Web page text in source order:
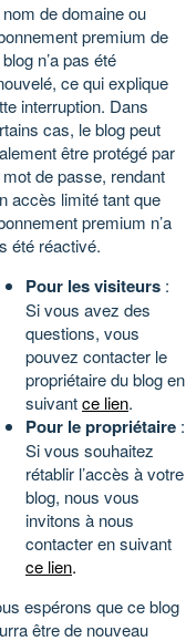
nom de domaine ou
premium de
n’a pas été
ce qui explique
interruption. Dans
cas, le blog peut
être protégé par
mot de passe, rendant
accès limité tant que
premium n’a
été réactivé.
Pour les visiteurs :
Si vous avez des
questions, vous
pouvez contacter le
propriétaire du blog en
suivantce lien.
Pour le propriétaire :
Si vous souhaitez
rétablir l’accès à votre
blog, nous vous
invitons à nous
contacter en suivant
ce lien.
espérons que ce blog
être de nouveau